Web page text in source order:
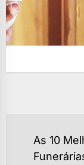
As 10